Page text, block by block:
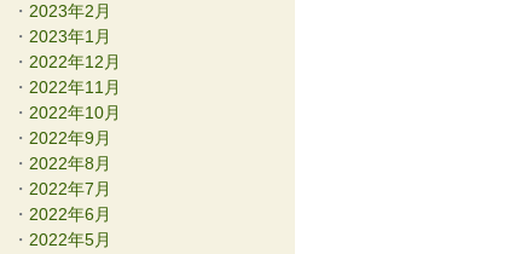
2023年2月
2023年1月
2022年12月
2022年11月
2022年10月
2022年9月
2022年8月
2022年7月
2022年6月
2022年5月